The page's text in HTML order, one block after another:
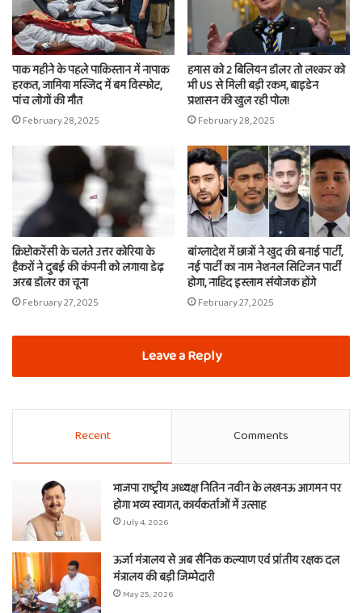
पाक महीने के पहले पाकिस्तान में नापाक
हरकत, जामिया मस्जिद में बम विस्फोट,
पांच लोगों की मौत
February 28, 2025
हमास को 2 बिलियन डॉलर तो लश्कर को
भी US से मिली बड़ी रकम, बाइडेन
प्रशासन की खुल रही पोल!
February 28, 2025
क्रिप्टोकरेंसी के चलते उत्तर कोरिया के
हैकरों ने दुबई की कंपनी को लगाया डेढ़
अरब डॉलर का चूना
February 27, 2025
बांग्लादेश में छात्रों ने खुद की बनाई पार्टी,
नई पार्टी का नाम नेशनल सिटिजन पार्टी
होगा, नाहिद इस्लाम संयोजक होंगे
February 27, 2025
Leave a Reply
Recent Comments
भाजपा राष्ट्रीय अध्यक्ष नितिन नवीन के लखनऊ आगमन पर
होगा भव्य स्वागत, कार्यकर्ताओं में उत्साह
July 4, 2026
ऊर्जा मंत्रालय से अब सैनिक कल्याण एवं प्रांतीय रक्षक दल
मंत्रालय की बड़ी जिम्मेदारी
May 25, 2026